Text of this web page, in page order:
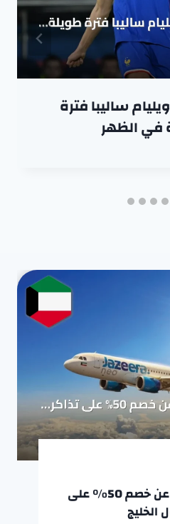
ساليبا فترة
في الظهر
طيران الجزيرة يعلن عن خصم 50% على
الخليج